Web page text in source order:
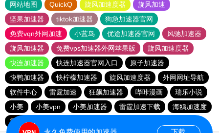
网站地图 QuickQ 旋风加速度器
旋风加速
坚果加速器
tiktok加速器
狗急加速器官网
免费vqn外网加速
小蓝鸟 优途加速器官网
风驰加速器
旋风加速器
免费vps加速器外网苹果版
旋风加速度器
快连加速器
快连加速器官网入口
原子加速器
快鸭加速器
快柠檬加速器 旋风加速度器
外网网址导航
软件中心
雷霆加速 狂飙加速器 哔咔漫画
瑞乐小说
小美
小美vpn 小美加速器 雷霆加速下载
海鸥加速度
雷霆加速版ins